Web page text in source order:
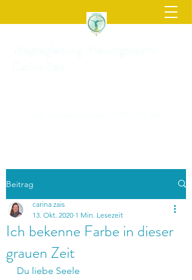
Beitrag
Ich bekenne Farbe in dieser
grauen Zeit
carina zais
13. Okt. 2020 1 Min. Lesezeit
Du liebe Seele